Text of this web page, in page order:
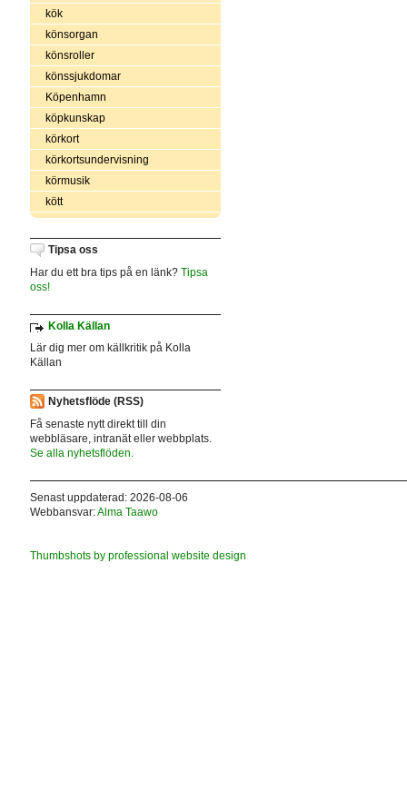
kök
könsorgan
könsroller
könssjukdomar
Köpenhamn
köpkunskap
körkort
körkortsundervisning
körmusik
kött
Tipsa oss
Har du ett bra tips på en länk? Tipsa
oss!
Kolla Källan
Lär dig mer om källkritik på Kolla
Källan
Nyhetsflöde (RSS)
Få senaste nytt direkt till din
webbläsare, intranät eller webbplats.
Se alla nyhetsflöden.
Senast uppdaterad: 2026-08-06
Webbansvar:Alma Taawo
Thumbshots by professional website design